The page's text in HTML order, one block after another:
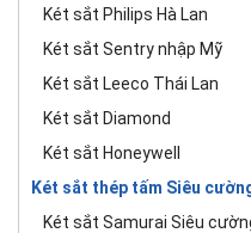
Két sắt Philips Hà Lan
Két sắt Sentry nhập Mỹ
Két sắt Leeco Thái Lan
Két sắt Diamond
Két sắt Honeywell
Két sắt thép tấm Siêu
Két sắt Samurai Siêu